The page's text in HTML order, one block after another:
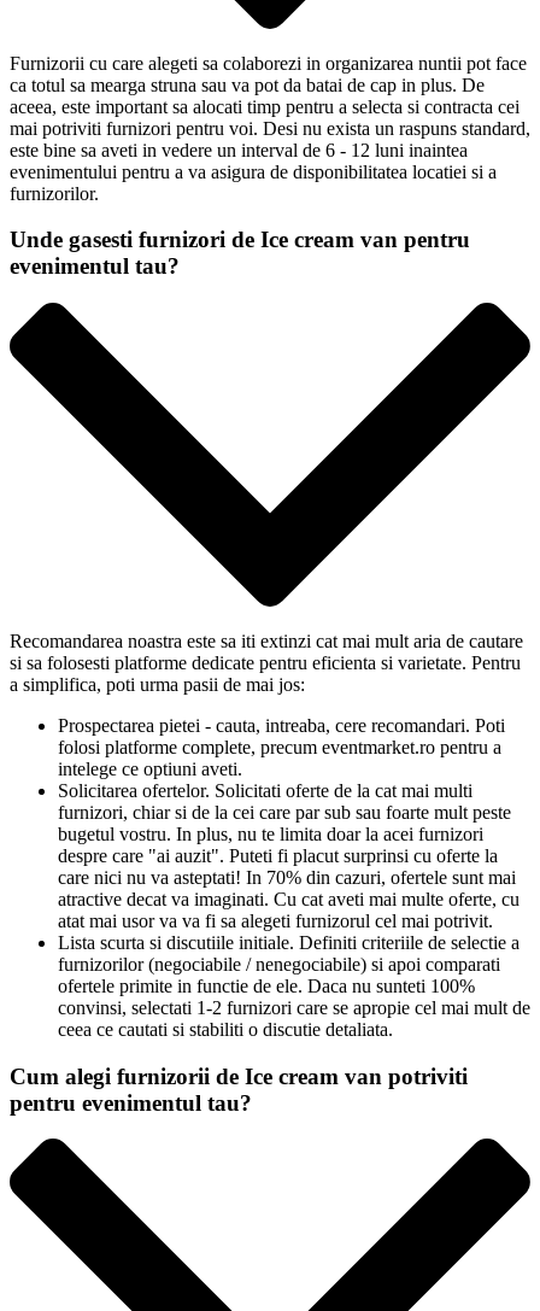
Furnizorii cu care alegeti sa colaborezi in organizarea nuntii pot face
ca totul sa mearga struna sau va pot da batai de cap in plus. De
aceea, este important sa alocati timp pentru a selecta si contracta cei
mai potriviti furnizori pentru voi. Desi nu exista un raspuns standard,
este bine sa aveti in vedere un interval de 6 - 12 luni inaintea
evenimentului pentru a va asigura de disponibilitatea locatiei si a
furnizorilor.
Unde gasesti furnizori de Ice cream van pentru
evenimentul tau?
Recomandarea noastra este sa iti extinzi cat mai mult aria de cautare
si sa folosesti platforme dedicate pentru eficienta si varietate. Pentru
a simplifica, poti urma pasii de mai jos:
Prospectarea pietei - cauta, intreaba, cere recomandari. Poti
folosi platforme complete, precum eventmarket.ro pentru a
intelege ce optiuni aveti.
Solicitarea ofertelor. Solicitati oferte de la cat mai multi
furnizori, chiar si de la cei care par sub sau foarte mult peste
bugetul vostru. In plus, nu te limita doar la acei furnizori
despre care "ai auzit". Puteti fi placut surprinsi cu oferte la
care nici nu va asteptati! In 70% din cazuri, ofertele sunt mai
atractive decat va imaginati. Cu cat aveti mai multe oferte, cu
atat mai usor va va fi sa alegeti furnizorul cel mai potrivit.
Lista scurta si discutiile initiale. Definiti criteriile de selectie a
furnizorilor (negociabile / nenegociabile) si apoi comparati
ofertele primite in functie de ele. Daca nu sunteti 100%
convinsi, selectati 1-2 furnizori care se apropie cel mai mult de
ceea ce cautati si stabiliti o discutie detaliata.
Cum alegi furnizorii de Ice cream van potriviti
pentru evenimentul tau?